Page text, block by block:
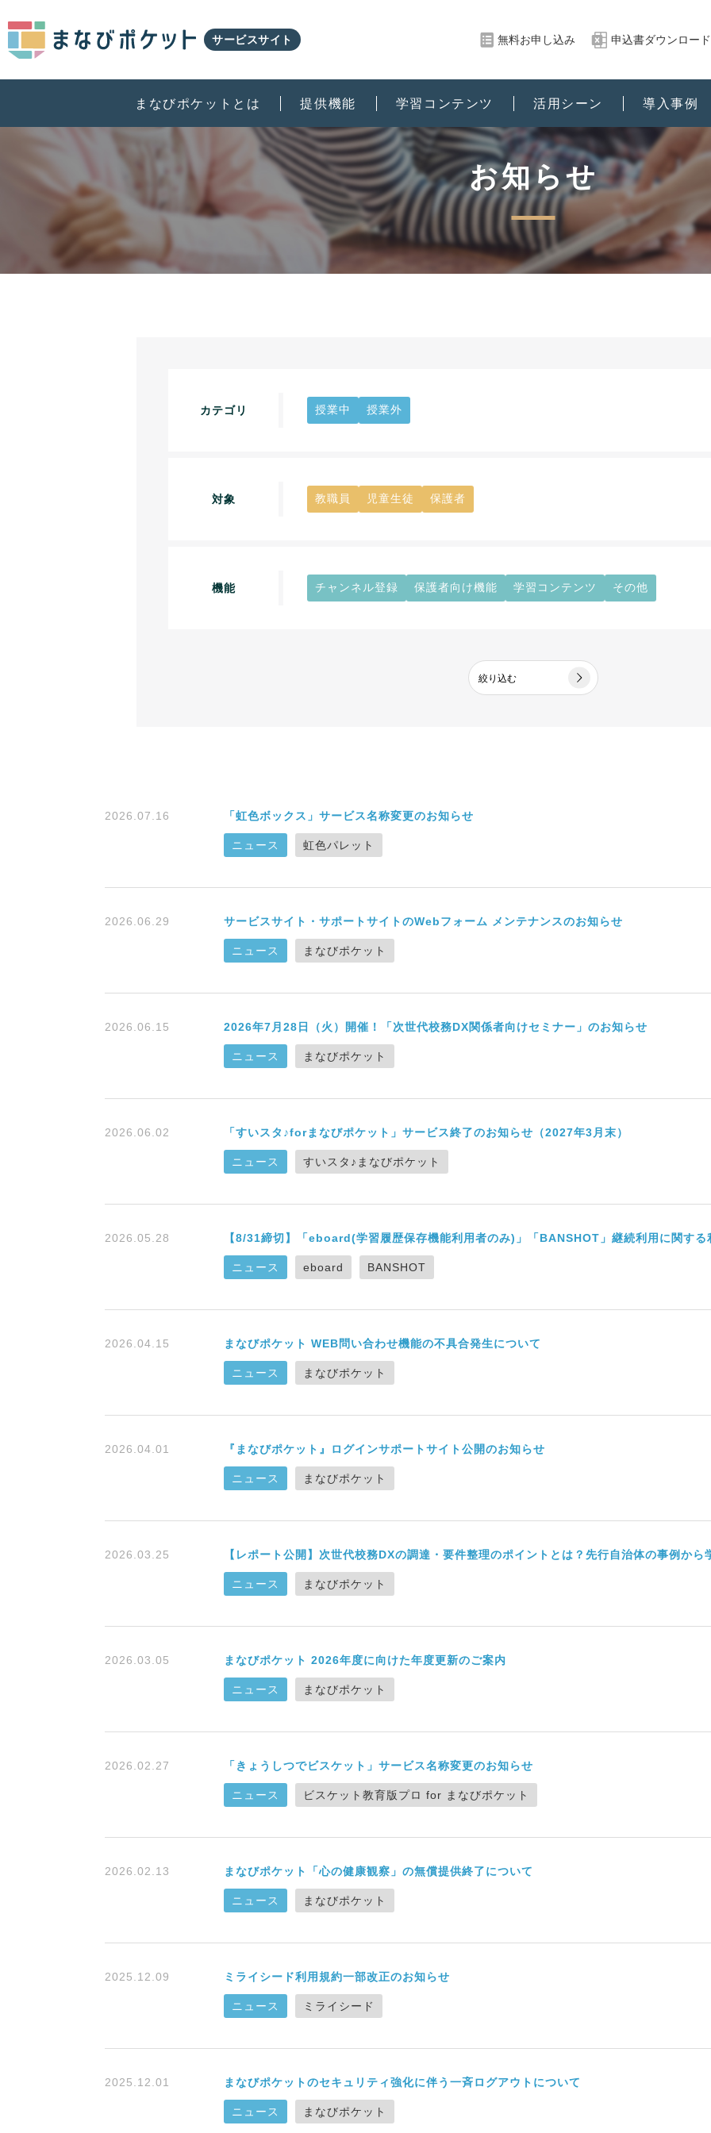
サービスサイト 無料お申し込み 申込書ダウンロード
まなびポケットとは 提供機能 学習コンテンツ 活用シーン 導入事例
お知らせ
カテゴリ 授業中 授業外
対象 教職員 児童生徒 保護者
機能 チャンネル登録 保護者向け機能 学習コンテンツ その他
絞り込む
2026.07.16 「虹色ボックス」サービス名称変更のお知らせ
ニュース 虹色パレット
2026.06.29 サービスサイト・サポートサイトのWebフォーム メンテナンスのお知らせ
ニュース まなびポケット
2026.06.15 2026年7月28日（火）開催！「次世代校務DX関係者向けセミナー」のお知らせ
ニュース まなびポケット
2026.06.02 「すいスタ♪forまなびポケット」サービス終了のお知らせ（2027年3月末）
ニュース すいスタ♪まなびポケット
2026.05.28 【8/31締切】「eboard(学習履歴保存機能利用者のみ)」「BANSHOT」継続利用に関する
ニュース eboard BANSHOT
2026.04.15 まなびポケット WEB問い合わせ機能の不具合発生について
ニュース まなびポケット
2026.04.01 『まなびポケット』ログインサポートサイト公開のお知らせ
ニュース まなびポケット
2026.03.25 【レポート公開】次世代校務DXの調達・要件整理のポイントとは？先行自治体の事例から
ニュース まなびポケット
2026.03.05 まなびポケット 2026年度に向けた年度更新のご案内
ニュース まなびポケット
2026.02.27 「きょうしつでビスケット」サービス名称変更のお知らせ
ニュース ビスケット教育版プロ for まなびポケット
2026.02.13 まなびポケット「心の健康観察」の無償提供終了について
ニュース まなびポケット
2025.12.09 ミライシード利用規約一部改正のお知らせ
ニュース ミライシード
2025.12.01 まなびポケットのセキュリティ強化に伴う一斉ログアウトについて
ニュース まなびポケット